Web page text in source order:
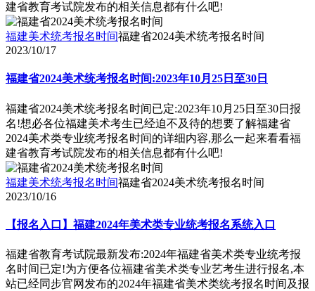
建省教育考试院发布的相关信息都有什么吧!
福建美术统考报名时间福建省2024美术统考报名时间
2023/10/17
福建省2024美术统考报名时间:2023年10月25日至30日
福建省2024美术统考报名时间已定:2023年10月25日至30日报
名!想必各位福建美术考生已经迫不及待的想要了解福建省
2024美术类专业统考报名时间的详细内容,那么一起来看看福
建省教育考试院发布的相关信息都有什么吧!
福建美术统考报名时间福建省2024美术统考报名时间
2023/10/16
【报名入口】福建2024年美术类专业统考报名系统入口
福建省教育考试院最新发布:2024年福建省美术类专业统考报
名时间已定!为方便各位福建省美术类专业艺考生进行报名,本
站已经同步官网发布的2024年福建省美术类统考报名时间及报